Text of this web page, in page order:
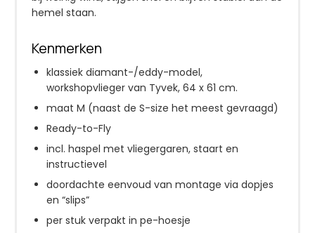
hemel staan.
Kenmerken
klassiek diamant-/eddy-model,
workshopvlieger van Tyvek, 64 x 61 cm.
maat M (naast de S-size het meest gevraagd)
Ready-to-Fly
incl. haspel met vliegergaren, staart en
instructievel
doordachte eenvoud van montage via dopjes
en “slips”
per stuk verpakt in pe-hoesje